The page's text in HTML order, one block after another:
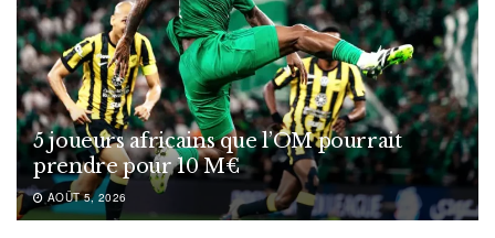
5 joueurs africains que l’OM pourrait
prendre pour 10 M€
AOÛT 5, 2026